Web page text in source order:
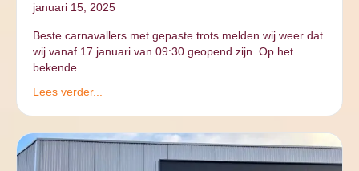
januari 15, 2025
Beste carnavallers met gepaste trots melden wij weer dat
wij vanaf 17 januari van 09:30 geopend zijn. Op het
bekende…
Lees verder...